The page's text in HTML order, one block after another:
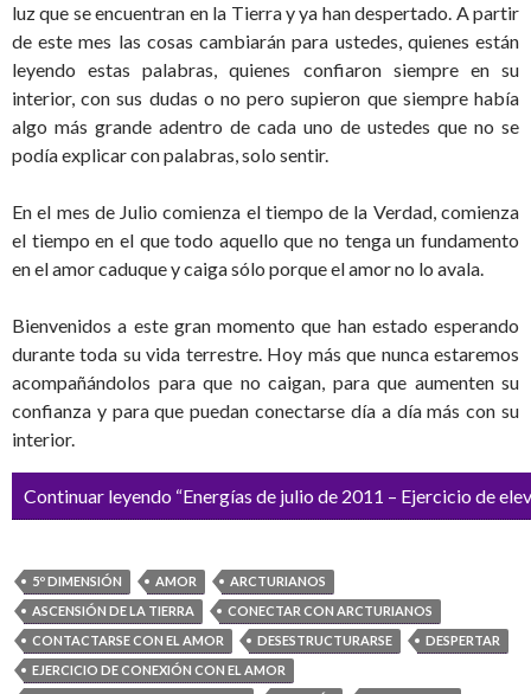
luz que se encuentran en la Tierra y ya han despertado. A partir
de este mes las cosas cambiarán para ustedes, quienes están
leyendo estas palabras, quienes confiaron siempre en su
interior, con sus dudas o no pero supieron que siempre había
algo más grande adentro de cada uno de ustedes que no se
podía explicar con palabras, solo sentir.
En el mes de Julio comienza el tiempo de la Verdad, comienza
el tiempo en el que todo aquello que no tenga un fundamento
en el amor caduque y caiga sólo porque el amor no lo avala.
Bienvenidos a este gran momento que han estado esperando
durante toda su vida terrestre. Hoy más que nunca estaremos
acompañándolos para que no caigan, para que aumenten su
confianza y para que puedan conectarse día a día más con su
interior.
Continuar leyendo “Energías de julio de 2011 – Ejercicio de
5º DIMENSIÓN AMOR
ARCTURIANOS
ASCENSIÓN DE LA TIERRA
CONECTAR CON ARCTURIANOS
CONTACTARSE CON EL AMOR
DESESTRUCTURARSE
DESPERTAR
EJERCICIO DE CONEXIÓN CON EL AMOR